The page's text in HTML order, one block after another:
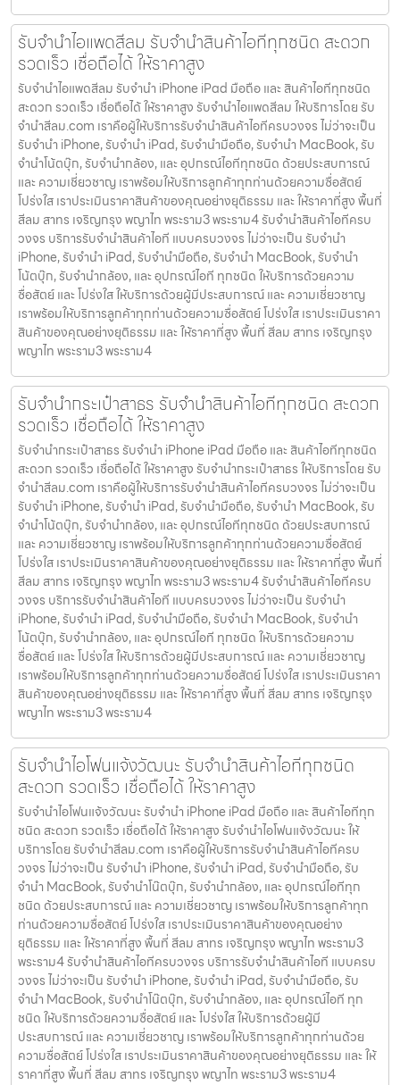
รับจำนำไอแพดสีลม รับจำนำสินค้าไอทีทุกชนิด สะดวก
รวดเร็ว เชื่อถือได้ ให้ราคาสูง
รับจำนำไอแพดสีลม รับจำนำ iPhone iPad มือถือ และ สินค้าไอทีทุกชนิด
สะดวก รวดเร็ว เชื่อถือได้ ให้ราคาสูง รับจำนำไอแพดสีลม ให้บริการโดย รับ
จํานําสีลม.com เราคือผู้ให้บริการรับจำนำสินค้าไอทีครบวงจร ไม่ว่าจะเป็น
รับจำนำ iPhone, รับจำนำ iPad, รับจำนำมือถือ, รับจำนำ MacBook, รับ
จำนำโน้ตบุ๊ก, รับจำนำกล้อง, และ อุปกรณ์ไอทีทุกชนิด ด้วยประสบการณ์
และ ความเชี่ยวชาญ เราพร้อมให้บริการลูกค้าทุกท่านด้วยความซื่อสัตย์
โปร่งใส เราประเมินราคาสินค้าของคุณอย่างยุติธรรม และ ให้ราคาที่สูง พื้นที่
สีลม สาทร เจริญกรุง พญาไท พระราม3 พระราม4 รับจำนำสินค้าไอทีครบ
วงจร บริการรับจำนำสินค้าไอที แบบครบวงจร ไม่ว่าจะเป็น รับจำนำ
iPhone, รับจำนำ iPad, รับจำนำมือถือ, รับจำนำ MacBook, รับจำนำ
โน้ตบุ๊ก, รับจำนำกล้อง, และ อุปกรณ์ไอที ทุกชนิด ให้บริการด้วยความ
ซื่อสัตย์ และ โปร่งใส ให้บริการด้วยผู้มีประสบการณ์ และ ความเชี่ยวชาญ
เราพร้อมให้บริการลูกค้าทุกท่านด้วยความซื่อสัตย์ โปร่งใส เราประเมินราคา
สินค้าของคุณอย่างยุติธรรม และ ให้ราคาที่สูง พื้นที่ สีลม สาทร เจริญกรุง
พญาไท พระราม3 พระราม4
รับจำนำกระเป๋าสาธร รับจำนำสินค้าไอทีทุกชนิด สะดวก
รวดเร็ว เชื่อถือได้ ให้ราคาสูง
รับจำนำกระเป๋าสาธร รับจำนำ iPhone iPad มือถือ และ สินค้าไอทีทุกชนิด
สะดวก รวดเร็ว เชื่อถือได้ ให้ราคาสูง รับจำนำกระเป๋าสาธร ให้บริการโดย รับ
จํานําสีลม.com เราคือผู้ให้บริการรับจำนำสินค้าไอทีครบวงจร ไม่ว่าจะเป็น
รับจำนำ iPhone, รับจำนำ iPad, รับจำนำมือถือ, รับจำนำ MacBook, รับ
จำนำโน้ตบุ๊ก, รับจำนำกล้อง, และ อุปกรณ์ไอทีทุกชนิด ด้วยประสบการณ์
และ ความเชี่ยวชาญ เราพร้อมให้บริการลูกค้าทุกท่านด้วยความซื่อสัตย์
โปร่งใส เราประเมินราคาสินค้าของคุณอย่างยุติธรรม และ ให้ราคาที่สูง พื้นที่
สีลม สาทร เจริญกรุง พญาไท พระราม3 พระราม4 รับจำนำสินค้าไอทีครบ
วงจร บริการรับจำนำสินค้าไอที แบบครบวงจร ไม่ว่าจะเป็น รับจำนำ
iPhone, รับจำนำ iPad, รับจำนำมือถือ, รับจำนำ MacBook, รับจำนำ
โน้ตบุ๊ก, รับจำนำกล้อง, และ อุปกรณ์ไอที ทุกชนิด ให้บริการด้วยความ
ซื่อสัตย์ และ โปร่งใส ให้บริการด้วยผู้มีประสบการณ์ และ ความเชี่ยวชาญ
เราพร้อมให้บริการลูกค้าทุกท่านด้วยความซื่อสัตย์ โปร่งใส เราประเมินราคา
สินค้าของคุณอย่างยุติธรรม และ ให้ราคาที่สูง พื้นที่ สีลม สาทร เจริญกรุง
พญาไท พระราม3 พระราม4
รับจำนำไอโฟนแจ้งวัฒนะ รับจำนำสินค้าไอทีทุกชนิด
สะดวก รวดเร็ว เชื่อถือได้ ให้ราคาสูง
รับจำนำไอโฟนแจ้งวัฒนะ รับจำนำ iPhone iPad มือถือ และ สินค้าไอทีทุก
ชนิด สะดวก รวดเร็ว เชื่อถือได้ ให้ราคาสูง รับจำนำไอโฟนแจ้งวัฒนะ ให้
บริการโดย รับจํานําสีลม.com เราคือผู้ให้บริการรับจำนำสินค้าไอทีครบ
วงจร ไม่ว่าจะเป็น รับจำนำ iPhone, รับจำนำ iPad, รับจำนำมือถือ, รับ
จำนำ MacBook, รับจำนำโน๊ตบุ๊ก, รับจำนำกล้อง, และ อุปกรณ์ไอทีทุก
ชนิด ด้วยประสบการณ์ และ ความเชี่ยวชาญ เราพร้อมให้บริการลูกค้าทุก
ท่านด้วยความซื่อสัตย์ โปร่งใส เราประเมินราคาสินค้าของคุณอย่าง
ยุติธรรม และ ให้ราคาที่สูง พื้นที่ สีลม สาทร เจริญกรุง พญาไท พระราม3
พระราม4 รับจำนำสินค้าไอทีครบวงจร บริการรับจำนำสินค้าไอที แบบครบ
วงจร ไม่ว่าจะเป็น รับจำนำ iPhone, รับจำนำ iPad, รับจำนำมือถือ, รับ
จำนำ MacBook, รับจำนำโน๊ตบุ๊ก, รับจำนำกล้อง, และ อุปกรณ์ไอที ทุก
ชนิด ให้บริการด้วยความซื่อสัตย์ และ โปร่งใส ให้บริการด้วยผู้มี
ประสบการณ์ และ ความเชี่ยวชาญ เราพร้อมให้บริการลูกค้าทุกท่านด้วย
ความซื่อสัตย์ โปร่งใส เราประเมินราคาสินค้าของคุณอย่างยุติธรรม และ ให้
ราคาที่สูง พื้นที่ สีลม สาทร เจริญกรุง พญาไท พระราม3 พระราม4